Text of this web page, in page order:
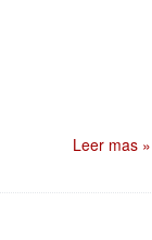
Leer mas »